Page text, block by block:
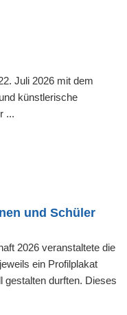
Juli 2026 mit dem
künstlerische
...
und Schüler
2026 veranstaltete die
ein Profilplakat
gestalten durften. Dieses